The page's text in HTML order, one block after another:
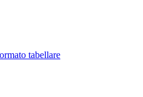
tabellare